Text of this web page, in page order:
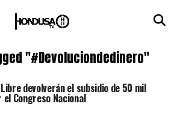
"#Devoluciondedinero"
devolverán el subsidio de 50 mil
Congreso Nacional